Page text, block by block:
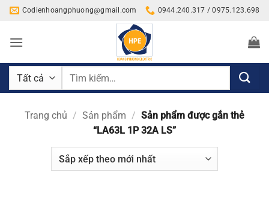
Bỏ
nội
Codienhoangphuong@gmail.com 0944.240.317 / 0975.123.698
Tìm
Trang chủ / Sản phẩm / Sản phẩm được gắn thẻ
“LA63L 1P 32A LS”